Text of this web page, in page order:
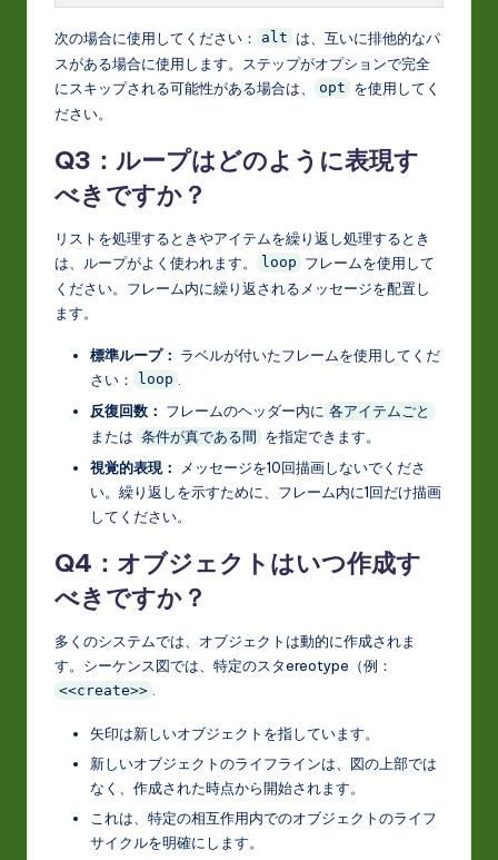
次の場合に使用してください： alt は、互いに排他的なパ
スがある場合に使用します。ステップがオプションで完全
にスキップされる可能性がある場合は、
opt を使用してく
ださい。
Q3：ループはどのように表現す
べきですか？
リストを処理するときやアイテムを繰り返し処理するとき
は、ループがよく使われます。
loop フレームを使用して
ください。フレーム内に繰り返されるメッセージを配置し
ます。
標準ループ： ラベルが付いたフレームを使用してくだ
さい：
loop
反復回数： フレームのヘッダー内に 各アイテムごと
または 条件が真である間
を指定できます。
視覚的表現：
メッセージを10回描画しないでくださ
い。繰り返しを示すために、フレーム内に1回だけ描画
してください。
Q4：オブジェクトはいつ作成す
べきですか？
多くのシステムでは、オブジェクトは動的に作成されま
す。シーケンス図では、特定のスタereotype（例：
<<create>>
矢印は新しいオブジェクトを指しています。
新しいオブジェクトのライフラインは、図の上部では
なく、作成された時点から開始されます。
これは、特定の相互作用内でのオブジェクトのライフ
サイクルを明確にします。